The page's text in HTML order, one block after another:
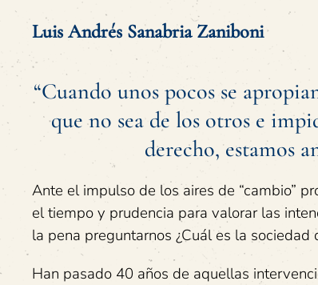
Luis Andrés Sanabria Zaniboni
“Cuando unos pocos se
que no sea de los otros e
derecho, estamos
Ante el impulso de los aires de “cambio”
el tiempo y prudencia para valorar las
la pena preguntarnos ¿Cuál es la
Han pasado 40 años de aquellas